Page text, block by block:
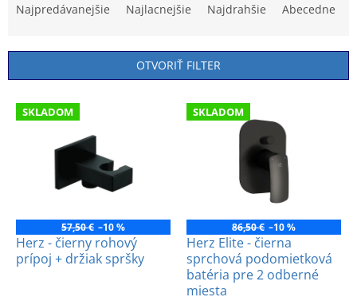
n
i
o
Najpredávanejšie Najlacnejšie Najdrahšie Abecedne
OTVORIŤ FILTER
V
o
SKLADOM
57,50 € –10 %
Herz - čierny rohový
prípoj + držiak spršky
SKLADOM
86,50 € –10 %
Herz Elite - čierna
sprchová podomietková
batéria pre 2 odberné
miesta